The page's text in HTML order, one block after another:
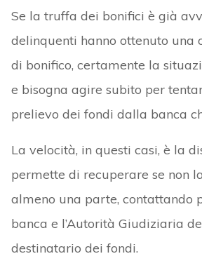
Se la truffa dei bonifici è già
delinquenti hanno ottenuto una
di bonifico, certamente la
e bisogna agire subito per
prelievo dei fondi dalla banca
La velocità, in questi casi, è la
permette di recuperare se non
almeno una parte, contattando
banca e l’Autorità Giudiziaria
destinatario dei fondi.